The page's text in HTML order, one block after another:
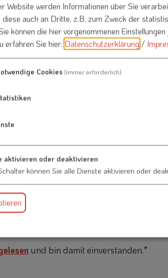
Nachname*
und bin damit einverstanden.*
Website werden Informationen über Sie
auch an Dritte, z.B. zum Zweck der
können die hier vorgenommenen
erfahren Sie hier: Datenschutzerklärung /
Cookies (immer erforderlich)
aktivieren oder deaktivieren
können Sie alle Dienste aktivieren oder